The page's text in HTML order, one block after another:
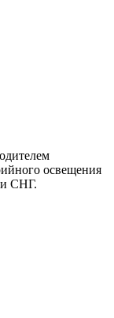
освещения
и СНГ.